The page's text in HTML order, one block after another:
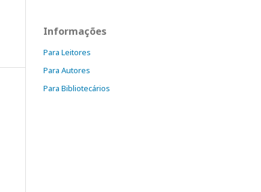
Informações
Para Leitores
Para Autores
Para Bibliotecários